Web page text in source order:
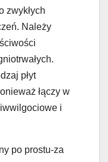
zwykłych
Należy
płyt
łączy w
i
po prostu-za